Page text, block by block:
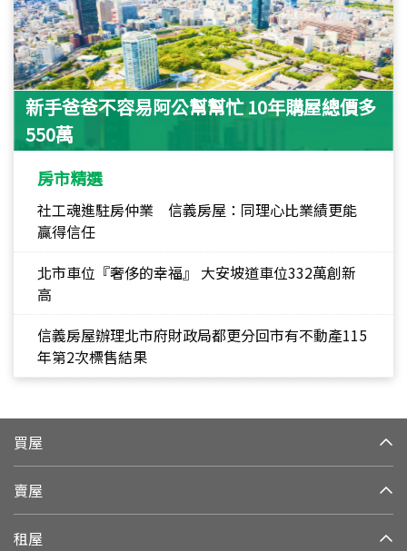
新手爸爸不容易阿公幫幫忙 10年購屋總價多
550萬
房市精選
社工魂進駐房仲業 信義房屋：同理心比業績更能
贏得信任
北市車位『奢侈的幸福』 大安坡道車位332萬創新
高
信義房屋辦理北市府財政局都更分回市有不動產115
年第2次標售結果
買屋
賣屋
租屋